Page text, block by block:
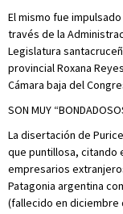
El mismo fue
través de la
Legislatura
provincial Roxana
Cámara baja del
SON MUY
La disertación de
que puntillosa, citando
empresarios
Patagonia argentina
(fallecido en diciembre